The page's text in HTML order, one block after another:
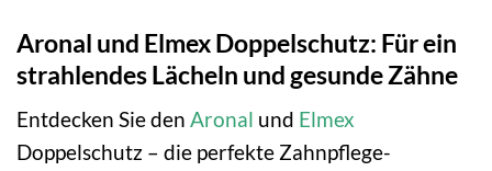
Aronal und Elmex Doppelschutz: Für ein
strahlendes Lächeln und gesunde Zähne
Entdecken Sie den Aronal und Elmex
Doppelschutz – die perfekte Zahnpflege-